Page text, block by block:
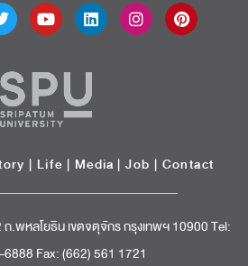
| Life | Media |Job | Contact
.พหลโยธิน เขตจตุจักร กรุงเทพฯ 10900 Tel:
Fax: (662) 561 1721